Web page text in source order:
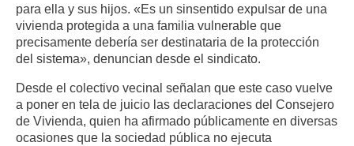
para ella y sus hijos. «Es un sinsentido expulsar de una
vivienda protegida a una familia vulnerable que
precisamente debería ser destinataria de la protección
del sistema», denuncian desde el sindicato.
Desde el colectivo vecinal señalan que este caso vuelve
a poner en tela de juicio las declaraciones del Consejero
de Vivienda, quien ha afirmado públicamente en diversas
ocasiones que la sociedad pública no ejecuta